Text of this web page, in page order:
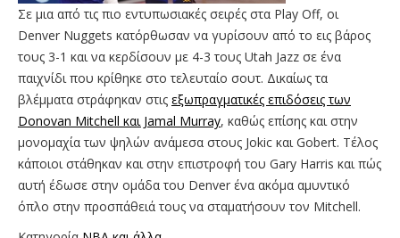
Σε μια από τις πιο εντυπωσιακές σειρές στα Play Off, οι
Denver Nuggets κατόρθωσαν να γυρίσουν από το εις βάρος
τους 3-1 και να κερδίσουν με 4-3 τους Utah Jazz σε ένα
παιχνίδι που κρίθηκε στο τελευταίο σουτ. Δικαίως τα
βλέμματα στράφηκαν στις εξωπραγματικές επιδόσεις των
Donovan Mitchell και Jamal Murray, καθώς επίσης και στην
μονομαχία των ψηλών ανάμεσα στους Jokic και Gobert. Τέλος
κάποιοι στάθηκαν και στην επιστροφή του Gary Harris και πώς
αυτή έδωσε στην ομάδα του Denver ένα ακόμα αμυντικό
όπλο στην προσπάθειά τους να σταματήσουν τον Mitchell.